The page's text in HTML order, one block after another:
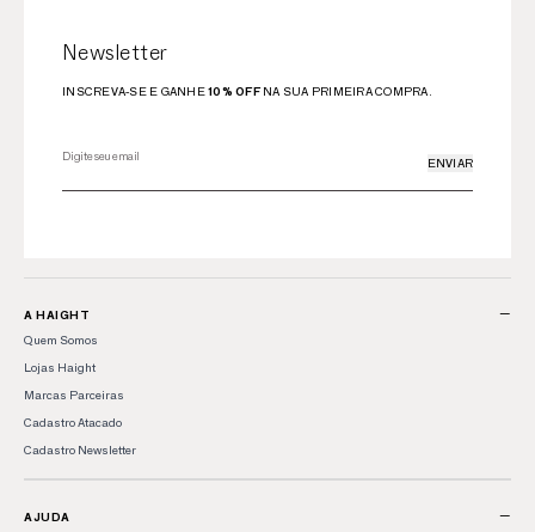
Newsletter
INSCREVA-SE E GANHE10% OFFNA SUA PRIMEIRA COMPRA.
ENVIAR
A HAIGHT −
Quem Somos
Lojas Haight
Marcas Parceiras
Cadastro Atacado
Cadastro Newsletter
AJUDA −